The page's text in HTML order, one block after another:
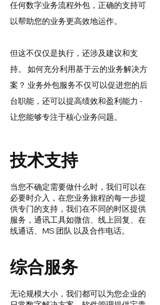
任何数字业务流程外包，正确的支持可
以帮助您的业务更高效地运作。
但这不仅仅是执行，还涉及建议和支
持。 如何充分利用基于云的业务解决方
案？ 业务外包服务不仅可以促进您的后
台职能，还可以提高绩效和盈利能力 -
让您能够专注于核心业务问题。
技术支持
当您不确定需要做什么时，我们可以在
必要时介入，在您业务旅程的每一步提
供专门的支持，我们在不同的时区提供
服务，通讯工具如微信、线上回复、在
线通话、MS 团队 以及合作电话。
综合服务
无论规模大小，我们都可以为您企业的